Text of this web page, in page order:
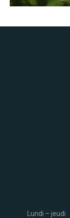
Lundi – jeudi